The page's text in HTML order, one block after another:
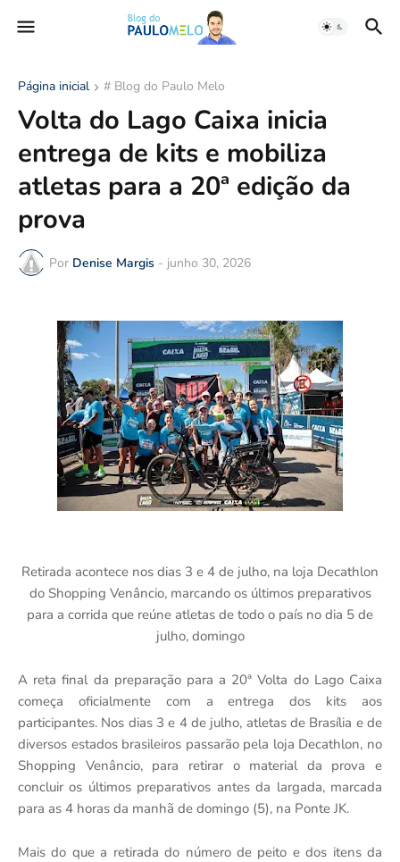
Página inicial # Blog do Paulo Melo
Volta do Lago Caixa inicia
entrega de kits e mobiliza
atletas para a 20ª edição da
prova
Por Denise Margis - junho 30, 2026
Retirada acontece nos dias 3 e 4 de julho, na loja Decathlon
do Shopping Venâncio, marcando os últimos preparativos
para a corrida que reúne atletas de todo o país no dia 5 de
julho, domingo
A reta final da preparação para a 20ª Volta do Lago Caixa
começa oficialmente com a entrega dos kits aos
participantes. Nos dias 3 e 4 de julho, atletas de Brasília e de
diversos estados brasileiros passarão pela loja Decathlon, no
Shopping Venâncio, para retirar o material da prova e
concluir os últimos preparativos antes da largada, marcada
para as 4 horas da manhã de domingo (5), na Ponte JK.
Mais do que a retirada do número de peito e dos itens da